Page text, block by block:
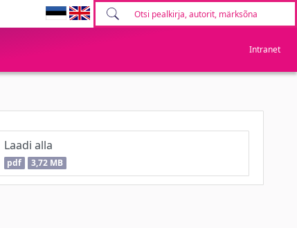
Intranet
Laadi alla
pdf 3,72 MB